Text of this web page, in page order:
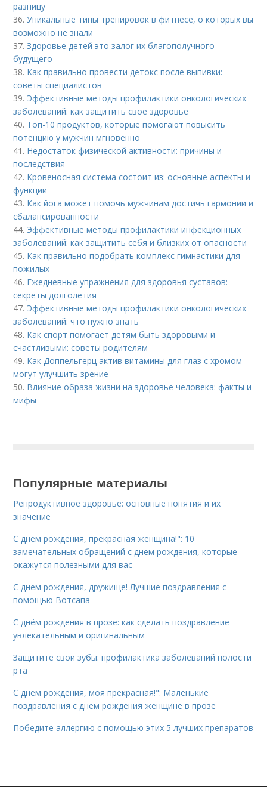
разницу
36.Уникальные типы тренировок в фитнесе, о которых вы
возможно не знали
37.Здоровье детей это залог их благополучного
будущего
38. Как правильно провести детокс после выпивки:
советы специалистов
39. Эффективные методы профилактики онкологических
заболеваний: как защитить свое здоровье
40. Топ-10 продуктов, которые помогают повысить
потенцию у мужчин мгновенно
41. Недостаток физической активности: причины и
последствия
42. Кровеносная система состоит из: основные аспекты и
функции
43. Как йога может помочь мужчинам достичь гармонии и
сбалансированности
44. Эффективные методы профилактики инфекционных
заболеваний: как защитить себя и близких от опасности
45. Как правильно подобрать комплекс гимнастики для
пожилых
46. Ежедневные упражнения для здоровья суставов:
секреты долголетия
47. Эффективные методы профилактики онкологических
заболеваний: что нужно знать
48. Как спорт помогает детям быть здоровыми и
счастливыми: советы родителям
49. Как Доппельгерц актив витамины для глаз с хромом
могут улучшить зрение
50. Влияние образа жизни на здоровье человека: факты и
мифы
Популярные материалы
Репродуктивное здоровье: основные понятия и их
значение
С днем рождения, прекрасная женщина!": 10
замечательных обращений с днем рождения, которые
окажутся полезными для вас
С днем рождения, дружище! Лучшие поздравления с
помощью Вотсапа
С днём рождения в прозе: как сделать поздравление
увлекательным и оригинальным
Защитите свои зубы: профилактика заболеваний полости
рта
С днем рождения, моя прекрасная!": Маленькие
поздравления с днем рождения женщине в прозе
Победите аллергию с помощью этих 5 лучших препаратов